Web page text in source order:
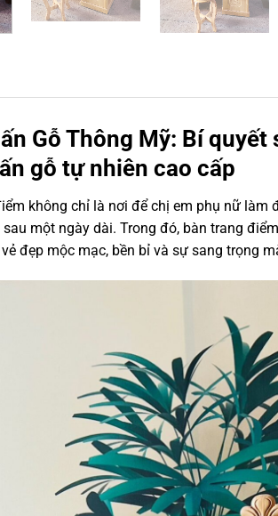
Gỗ Thông Mỹ: Bí
gỗ tự nhiên cao cấp
không chỉ là nơi để chị em phụ nữ
một ngày dài. Trong đó, bàn trang
đẹp mộc mạc, bền bỉ và sự sang trọng